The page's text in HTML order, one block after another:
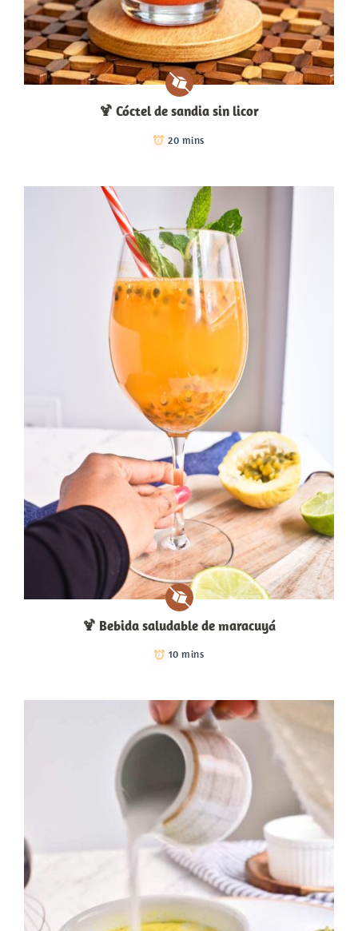
🍹 Cóctel de sandia sin licor
20 mins
🍹​ Bebida saludable de maracuyá
10 mins